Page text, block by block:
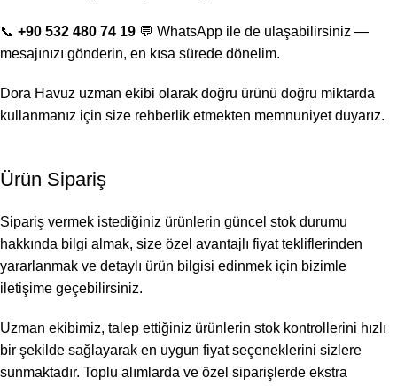
📞 +90 532 480 74 19 💬 WhatsApp ile de ulaşabilirsiniz —
mesajınızı gönderin, en kısa sürede dönelim.
Dora Havuz uzman ekibi olarak doğru ürünü doğru miktarda
kullanmanız için size rehberlik etmekten memnuniyet duyarız.
Ürün Sipariş
Sipariş vermek istediğiniz ürünlerin güncel stok durumu
hakkında bilgi almak, size özel avantajlı fiyat tekliflerinden
yararlanmak ve detaylı ürün bilgisi edinmek için bizimle
iletişime geçebilirsiniz.
Uzman ekibimiz, talep ettiğiniz ürünlerin stok kontrollerini hızlı
bir şekilde sağlayarak en uygun fiyat seçeneklerini sizlere
sunmaktadır. Toplu alımlarda ve özel siparişlerde ekstra